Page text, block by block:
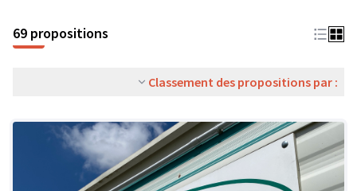
69 propositions
Classement des propositions par :